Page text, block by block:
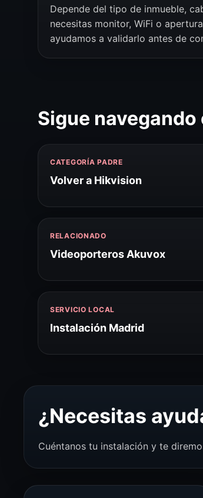
Depende del tipo de inmueble,
necesitas monitor, WiFi o
ayudamos a validarlo antes de
Sigue
CATEGORÍA PADRE
Volver a Hikvision
RELACIONADO
Videoporteros Akuvox
SERVICIO LOCAL
Instalación Madrid
¿Necesitas
Cuéntanos tu instalación y te